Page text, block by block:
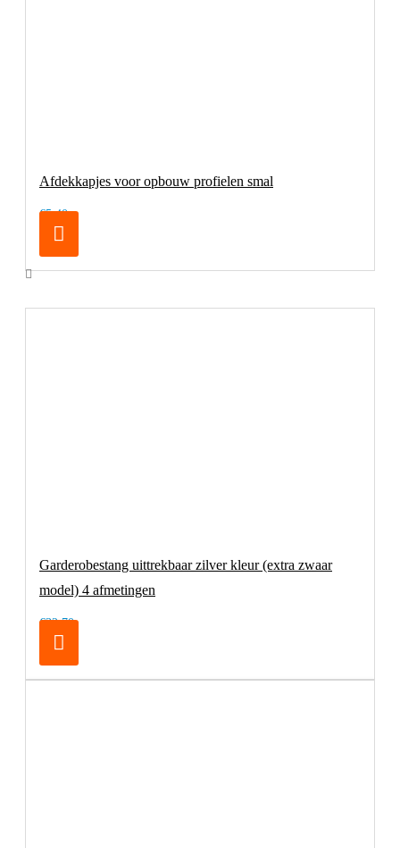
Afdekkapjes voor opbouw profielen smal
€5,40
Garderobestang uittrekbaar zilver kleur (extra zwaar
model) 4 afmetingen
€32,70